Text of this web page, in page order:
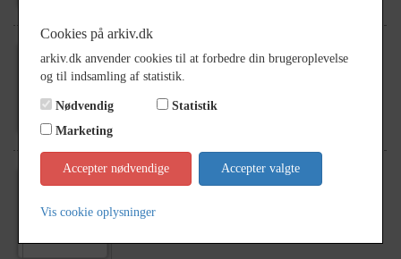
2001
Nordisk Bogproduktion, Maglemosevej/Bækvej
Haslev
Nordisk Bogproduktion, Maglemosevej, Haslev
Cookies på arkiv.dk
arkiv.dk anvender cookies til at forbedre din brugeroplevelse
og til indsamling af statistik.
Nødvendig
Statistik
Marketing
Accepter nødvendige Accepter valgte
Vis cookie oplysninger